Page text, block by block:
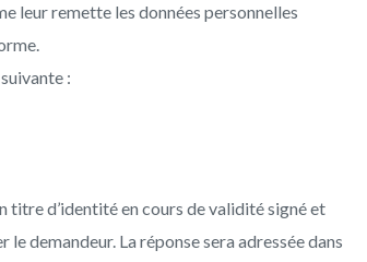
leur remette les données personnelles
:
titre d’identité en cours de validité signé et
demandeur. La réponse sera adressée dans